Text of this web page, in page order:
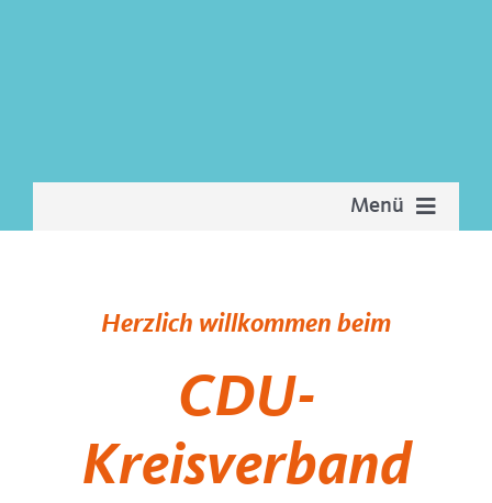
Menü
Neuigkeiten
Kreisvorstand
Herzlich willkommen beim
CDU-
Kreisverband